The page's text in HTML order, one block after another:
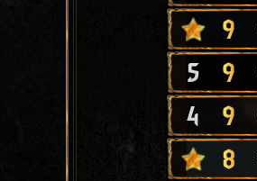
9
5 9
4 9
8